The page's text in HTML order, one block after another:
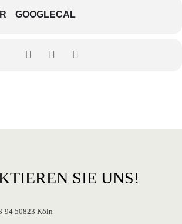
GOOGLECAL
SIE UNS!
94 50823 Köln